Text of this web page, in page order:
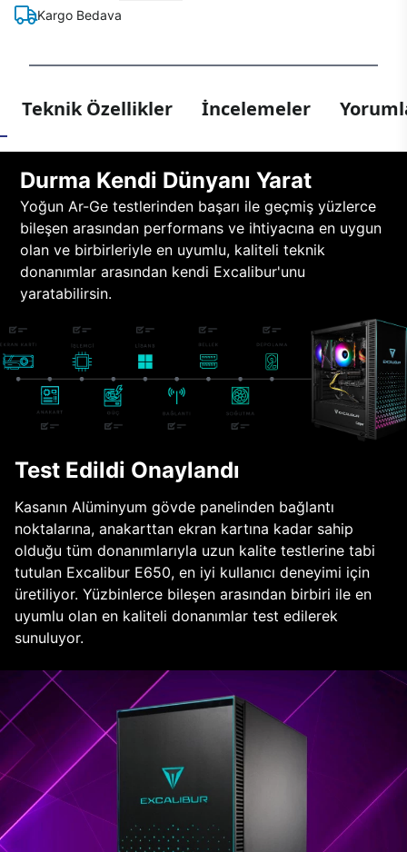
Kargo Bedava
Teknik Özellikler İncelemeler
Durma Kendi Dünyanı Yarat
Yoğun Ar-Ge testlerinden başarı ile geçmiş yüzlerce
bileşen arasından performans ve ihtiyacına en uygun
olan ve birbirleriyle en uyumlu, kaliteli teknik
donanımlar arasından kendi Excalibur'unu
yaratabilirsin.
Test Edildi Onaylandı
Kasanın Alüminyum gövde panelinden bağlantı
noktalarına, anakarttan ekran kartına kadar sahip
olduğu tüm donanımlarıyla uzun kalite testlerine tabi
tutulan Excalibur E650, en iyi kullanıcı deneyimi için
üretiliyor. Yüzbinlerce bileşen arasından birbiri ile en
uyumlu olan en kaliteli donanımlar test edilerek
sunuluyor.